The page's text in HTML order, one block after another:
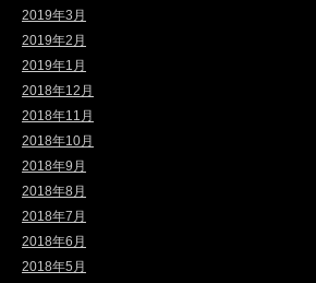
2019年3月
2019年2月
2019年1月
2018年12月
2018年11月
2018年10月
2018年9月
2018年8月
2018年7月
2018年6月
2018年5月